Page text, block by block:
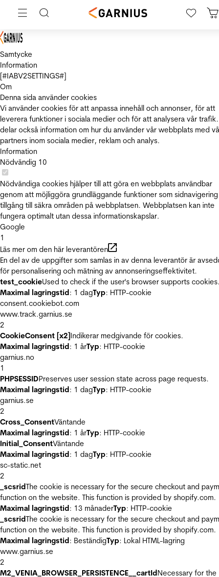
Samtycke
Information
[#IABV2SETTINGS#]
Om
Denna sida använder cookies
Vi använder cookies för att anpassa innehåll och annonser, för att
leverera funktioner i sociala medier och för att analysera vår
delar också information om hur du använder vår webbplats med
partners inom sociala medier, reklam och analys.
Information
Nödvändig 10
Nödvändiga cookies hjälper till att göra en webbplats användbar
genom att möjliggöra grundläggande funktioner som
tillgång till säkra områden på webbplatsen. Webbplatsen kan inte
fungera optimalt utan dessa informationskapslar.
Google
1
Läs mer om den här leverantören
En del av de uppgifter som samlas in av denna leverantör är
för personalisering och mätning av annonseringseffektivitet.
test_cookieUsed to check if the user's browser supports
Maximal lagringstid: 1 dagTyp: HTTP-cookie
consent.cookiebot.com
www.track.garnius.se
2
CookieConsent [x2]Indikerar medgivande för cookies.
Maximal lagringstid: 1 årTyp: HTTP-cookie
garnius.no
1
PHPSESSIDPreserves user session state across page requests.
Maximal lagringstid: 1 dagTyp: HTTP-cookie
garnius.se
2
Cross_ConsentVäntande
Maximal lagringstid: 1 årTyp: HTTP-cookie
Initial_ConsentVäntande
Maximal lagringstid: 1 dagTyp: HTTP-cookie
sc-static.net
2
_scsridThe cookie is necessary for the secure checkout and
function on the website. This function is provided by shopify.com.
Maximal lagringstid: 13 månaderTyp: HTTP-cookie
_scsridThe cookie is necessary for the secure checkout and
function on the website. This function is provided by shopify.com.
Maximal lagringstid: BeständigTyp: Lokal HTML-lagring
www.garnius.se
2
M2_VENIA_BROWSER_PERSISTENCE__cartIdNecessary for the